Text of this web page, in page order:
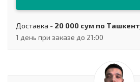
Доставка - 20 000 сум по
1 день при заказе до 21:00